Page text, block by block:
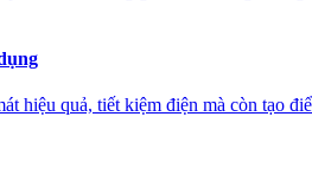
hiệu quả, tiết kiệm điện mà còn tạo